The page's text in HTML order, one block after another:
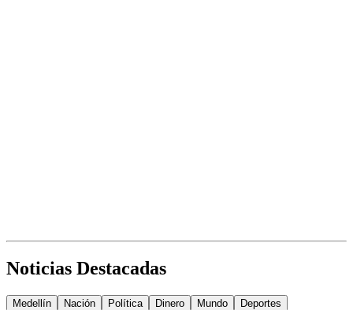
Noticias Destacadas
Medellín Nación Política Dinero Mundo
Deportes